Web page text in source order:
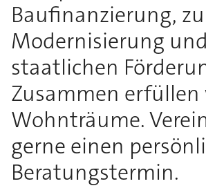
Baufinanzierung,
Modernisierung
staatlichen
Zusammen erfüllen
Wohnträume.
gerne einen
Beratungstermin.